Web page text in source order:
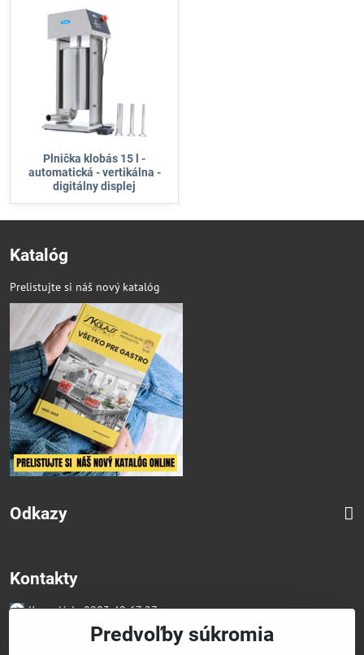
Plnička klobás 15 l -
automatická - vertikálna -
digitálny displej
Katalóg
Prelistujte si náš nový katalóg
Odkazy
Kontakty
Kancelária 0903 49 67 27
Faktúry/Reklamácia 0914 27 44 27
Email skglass@skglass.sk
Predvoľby súkromia